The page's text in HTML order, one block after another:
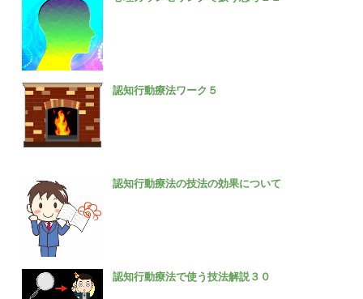
認知行動療法ワーク５
認知行動療法の技法の効果について
認知行動療法で使う技法解説３０